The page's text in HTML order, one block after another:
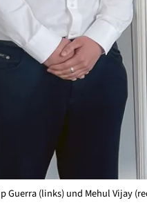
Guerra (links) und Mehul Vijay